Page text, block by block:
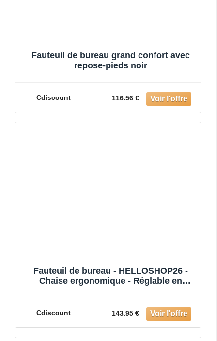
Fauteuil de bureau grand confort avec
repose-pieds noir
Cdiscount 116.56 €
Fauteuil de bureau - HELLOSHOP26 -
Chaise ergonomique - Réglable en
Cdiscount 143.95 €